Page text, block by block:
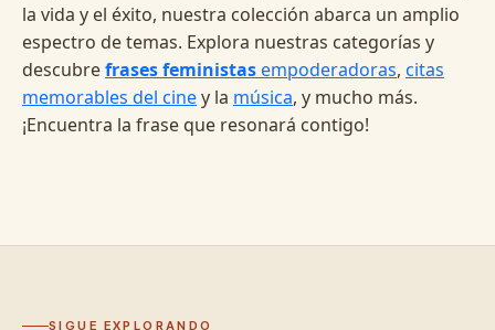
la vida y el éxito, nuestra colección abarca un amplio
espectro de temas. Explora nuestras categorías y
descubrefrases feministasempoderadoras, citas
memorables del ciney la música, y mucho más.
¡Encuentra la frase que resonará contigo!
SIGUE EXPLORANDO